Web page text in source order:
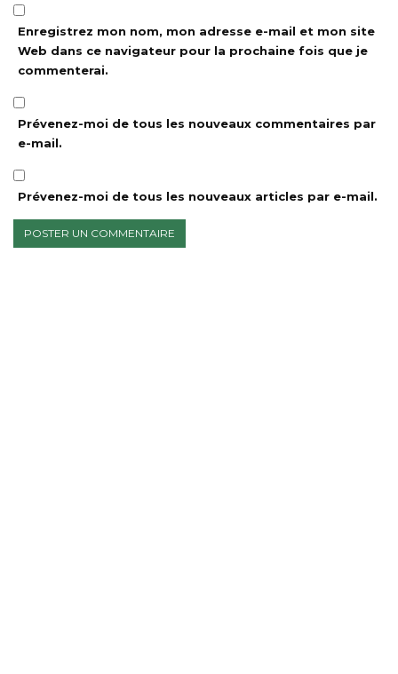
Enregistrez mon nom, mon adresse e-mail et mon site
Web dans ce navigateur pour la prochaine fois que je
commenterai.
Prévenez-moi de tous les nouveaux commentaires par
e-mail.
Prévenez-moi de tous les nouveaux articles par e-mail.